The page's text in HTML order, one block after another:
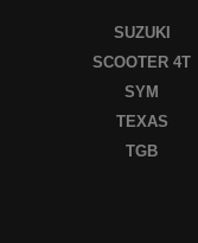
SUZUKI
SCOOTER 4T
SYM
TEXAS
TGB